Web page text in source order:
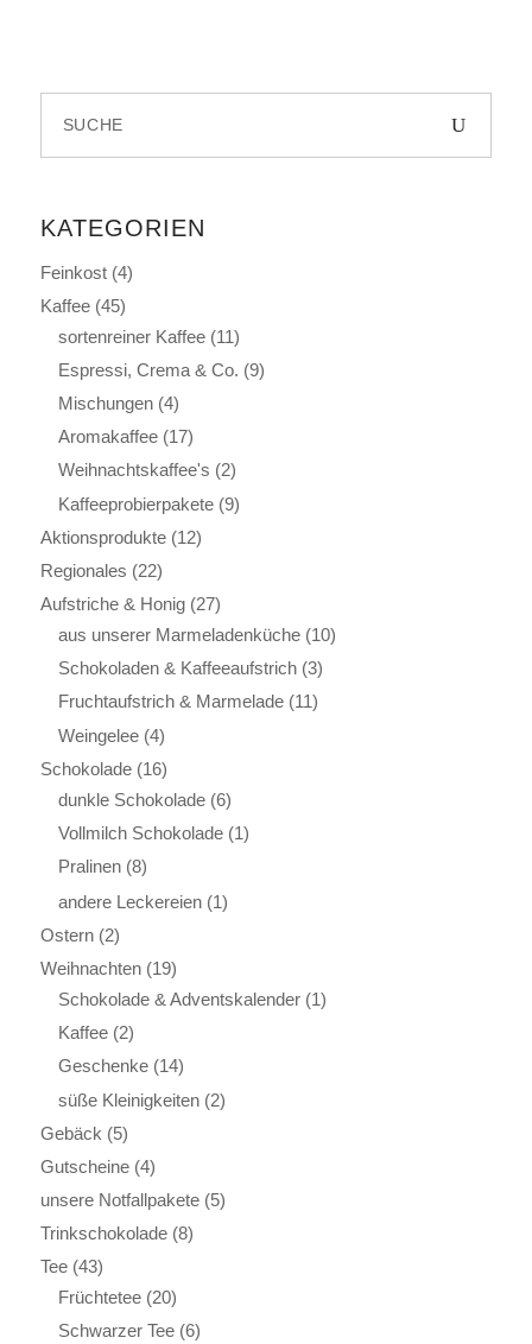
KATEGORIEN
Feinkost (4)
Kaffee (45)
sortenreiner Kaffee (11)
Espressi, Crema & Co. (9)
Mischungen (4)
Aromakaffee (17)
Weihnachtskaffee's (2)
Kaffeeprobierpakete (9)
Aktionsprodukte (12)
Regionales (22)
Aufstriche & Honig (27)
aus unserer Marmeladenküche (10)
Schokoladen & Kaffeeaufstrich (3)
Fruchtaufstrich & Marmelade (11)
Weingelee (4)
Schokolade (16)
dunkle Schokolade (6)
Vollmilch Schokolade (1)
Pralinen (8)
andere Leckereien (1)
Ostern (2)
Weihnachten (19)
Schokolade & Adventskalender (1)
Kaffee (2)
Geschenke (14)
süße Kleinigkeiten (2)
Gebäck (5)
Gutscheine (4)
unsere Notfallpakete (5)
Trinkschokolade (8)
Tee (43)
Früchtetee (20)
Schwarzer Tee (6)